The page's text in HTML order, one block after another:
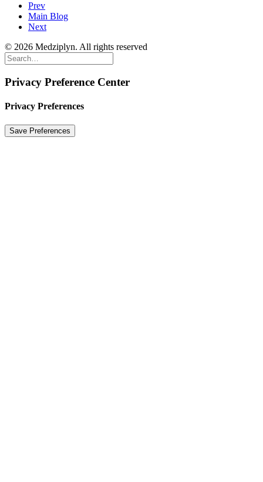
Prev
Main Blog
Next
© 2026 Medziplyn. All rights reserved
Privacy Preference Center
Privacy Preferences